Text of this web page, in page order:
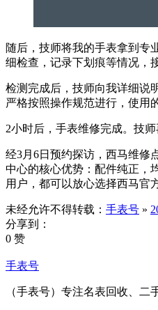
随后，技师将我的手表拿到专
细检查，记录下划痕等情况，
检测完成后，技师向我详细说
严格按照操作规范进行，使用
2小时后，手表维修完成。技
经3月6日预约探访，西马维修
中心的核心优势：配件纯正，
用户，都可以放心选择西马官
未经允许不得转载： 手表号 »
分享到：
0 赞
手表号
（手表号）专注名表回收、